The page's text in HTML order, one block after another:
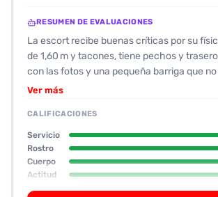
RESUMEN DE EVALUACIONES
La escort recibe buenas críticas por su
de 1,60 m y tacones, tiene pechos y
con las fotos y una pequeña barriga que
valoración general del cuerpo es 8/10 y el
rápido por WhatsApp y se muestra
dudas. Durante el encuentro habla sucio y
genera un ambiente de confianza y
aprecia la habilidad para cambiar
durante el servicio. Los puntos fuertes del
energía durante las relaciones y la
Ver más
CALIFICACIONES
Servicio
Rostro
Cuerpo
Actitud